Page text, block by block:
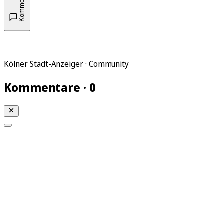
Kölner Stadt-Anzeiger · Community
Kommentare · 0